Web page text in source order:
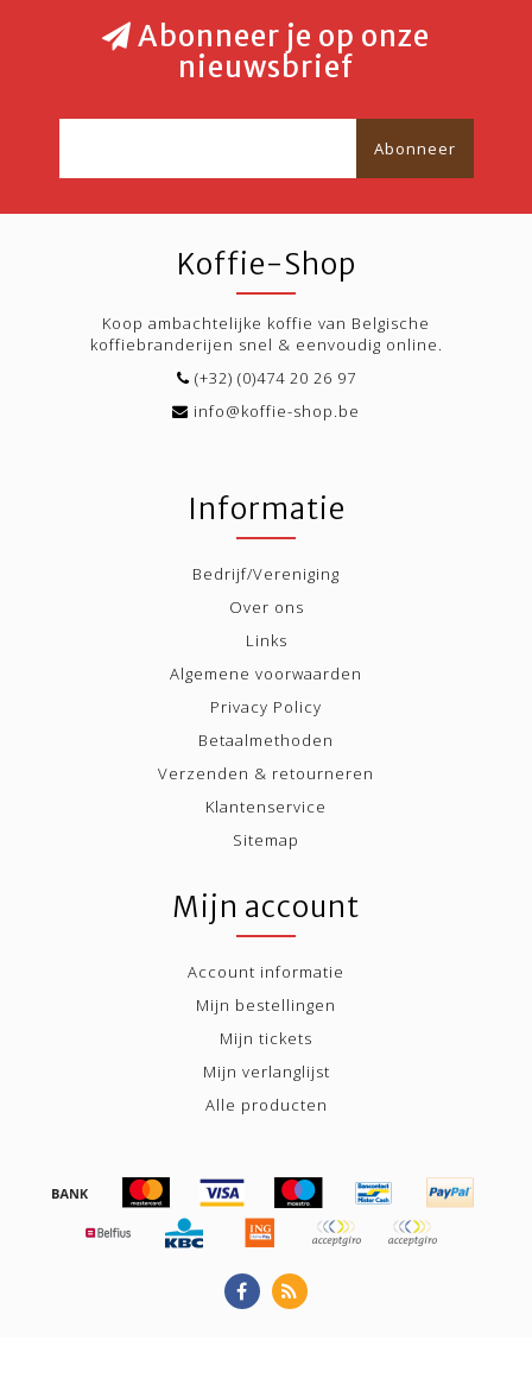
Abonneer je op onze
nieuwsbrief
Abonneer
Koffie-Shop
Koop ambachtelijke koffie van Belgische
koffiebranderijen snel & eenvoudig online.
(+32) (0)474 20 26 97
info@koffie-shop.be
Informatie
Bedrijf/Vereniging
Over ons
Links
Algemene voorwaarden
Privacy Policy
Betaalmethoden
Verzenden & retourneren
Klantenservice
Sitemap
Mijn account
Account informatie
Mijn bestellingen
Mijn tickets
Mijn verlanglijst
Alle producten